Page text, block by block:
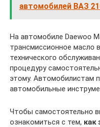
автомобилей ВАЗ
На автомобиле Daewoo
трансмиссионное масло
технического
процедуру
этому. Автомобилистам
автомобильные
Чтобы самостоятельно
ознакомиться с тем, как